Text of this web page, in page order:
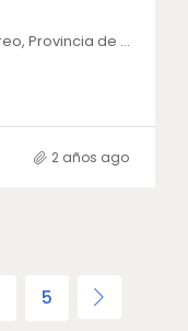
Fiorentti marval, Diagonal 32, El Recreo, Provincia de Cartagena, Bolívar, Colombia
2 años ago
5